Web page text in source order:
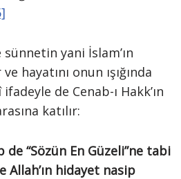
yani İslam’ın
hayatını onun ışığında
de Cenab-ı Hakk’ın
katılır:
“Sözün En Güzeli”ne tabi
Allah’ın hidayet nasip